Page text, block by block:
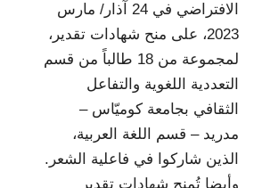
الافتراضي في 24 آذار/ مارس
2023، على منح شهادات تقدير،
لمجموعة من 18 طالباً من قسم
التعددية اللغوية والتفاعل
الثقافي بجامعة كوميّاس –
مدريد – قسم اللغة العربية،
الذين شاركوا في فاعلية الشعر.
وأيضا تُمنح شهادات تقدير